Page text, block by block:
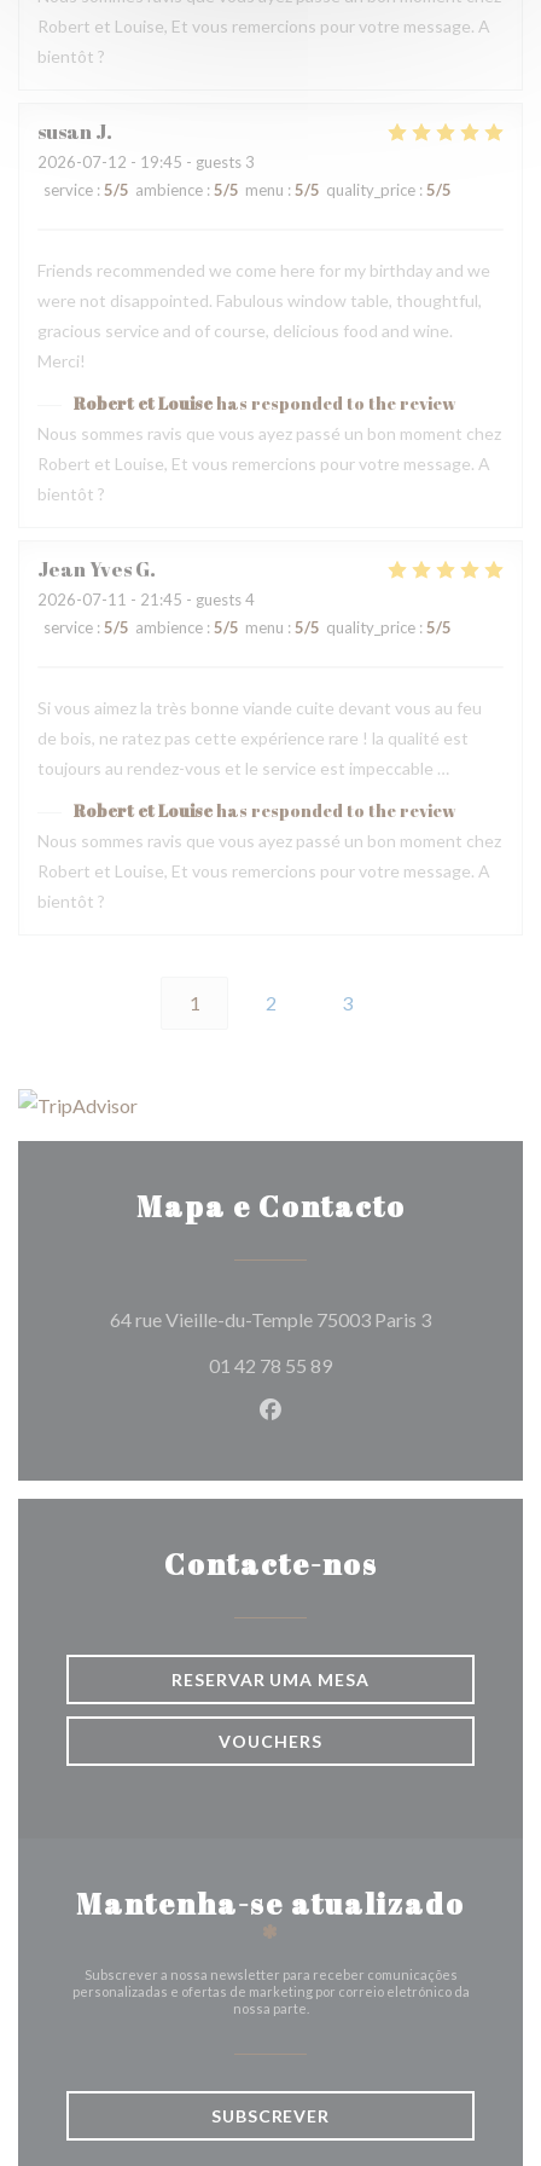
Robert et Louise, Et vous remercions pour votre message. A
bientôt ?
susanJ
2026-07-12 - 19:45 - guests 3
service : 5/5 ambience :5/5 menu :5/5 quality_price : 5/5
Friends recommended we come here for my birthday and we
were not disappointed. Fabulous window table, thoughtful,
gracious service and of course, delicious food and wine.
Merci!
Robert et Louisehas responded to the review
Nous sommes ravis que vous ayez passé un bon moment chez
Robert et Louise, Et vous remercions pour votre message. A
bientôt ?
Jean YvesG
2026-07-11 - 21:45 - guests 4
service : 5/5 ambience : 5/5 menu : 5/5 quality_price : 5/5
Si vous aimez la très bonne viande cuite devant vous au feu
de bois, ne ratez pas cette expérience rare ! la qualité est
toujours au rendez-vous et le service est impeccable …
Robert et Louisehas responded to the review
Nous sommes ravis que vous ayez passé un bon moment chez
Robert et Louise, Et vous remercions pour votre message. A
bientôt ?
1 2 3
Mapa e Contacto
64 rue Vieille-du-Temple 75003 Paris 3((abre numa
01 42 78 55 89
Facebook ((abre numa nova
Contacte-nos
RESERVAR UMA MESA
VOUCHERS
Mantenha-se atualizado
*
Subscrever a nossa newsletter para receber comunicações
personalizadas e ofertas de marketing por correio eletrónico da
nossa parte.
SUBSCREVER